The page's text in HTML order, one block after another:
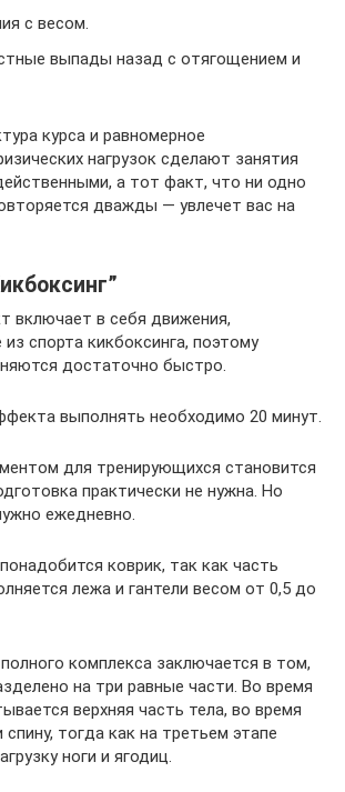
с весом.
выпады назад с отягощением и
курса и равномерное
нагрузок сделают занятия
а тот факт, что ни одно
дважды — увлечет вас на
включает в себя движения,
спорта кикбоксинга, поэтому
достаточно быстро.
выполнять необходимо 20 минут.
для тренирующихся становится
практически не нужна. Но
ежедневно.
коврик, так как часть
лежа и гантели весом от 0,5 до
комплекса заключается в том,
на три равные части. Во время
верхняя часть тела, во время
тогда как на третьем этапе
ноги и ягодиц.